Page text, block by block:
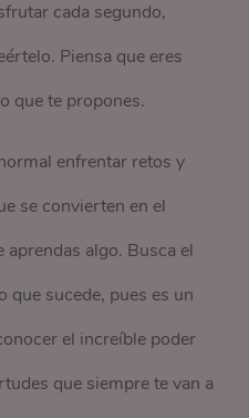
cada segundo,
Piensa que eres
que te propones.
enfrentar retos y
se convierten en el
algo. Busca el
que sucede, pues es un
el increíble poder
que siempre te van a